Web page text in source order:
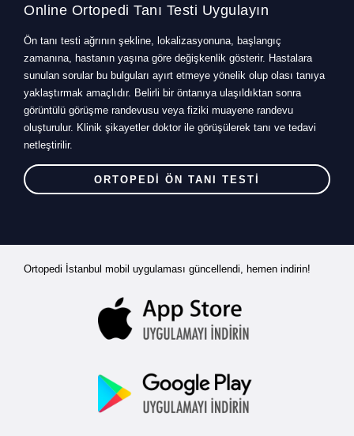
Online Ortopedi Tanı Testi Uygulayın
Ön tanı testi ağrının şekline, lokalizasyonuna, başlangıç
zamanına, hastanın yaşına göre değişkenlik gösterir. Hastalara
sunulan sorular bu bulguları ayırt etmeye yönelik olup olası tanıya
yaklaştırmak amaçlıdır. Belirli bir öntanıya ulaşıldıktan sonra
görüntülü görüşme randevusu veya fiziki muayene randevu
oluşturulur. Klinik şikayetler doktor ile görüşülerek tanı ve tedavi
netleştirilir.
ORTOPEDİ ÖN TANI TESTİ
Ortopedi İstanbul mobil uygulaması güncellendi, hemen indirin!